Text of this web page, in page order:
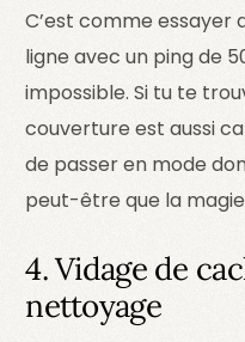
C’est comme essayer
ligne avec un ping de
impossible. Si tu te
couverture est aussi
de passer en mode
peut-être que la
4. Vidage de
nettoyage